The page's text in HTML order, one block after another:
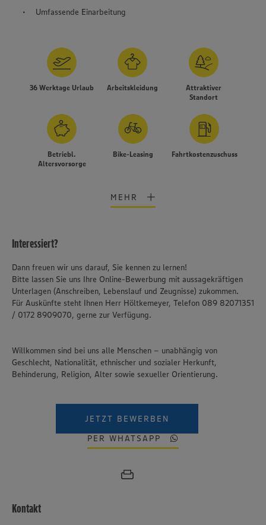
Umfassende Einarbeitung
36 Werktage Urlaub Arbeitskleidung
Attraktiver
Standort
Betriebl.
Altersvorsorge
Bike-Leasing Fahrtkostenzuschuss
MEHR
Interessiert?
Dann freuen wir uns darauf, Sie kennen zu lernen!
Bitte lassen Sie uns Ihre Online-Bewerbung mit aussagekräftigen
Unterlagen (Anschreiben, Lebenslauf und Zeugnisse) zukommen.
Für Auskünfte steht Ihnen Herr Höltkemeyer, Telefon 089 82071351
/ 0172 8909070, gerne zur Verfügung.
Willkommen sind bei uns alle Menschen – unabhängig von
Geschlecht, Nationalität, ethnischer und sozialer Herkunft,
Behinderung, Religion, Alter sowie sexueller Orientierung.
JETZT BEWERBEN
PER WHATSAPP
Kontakt